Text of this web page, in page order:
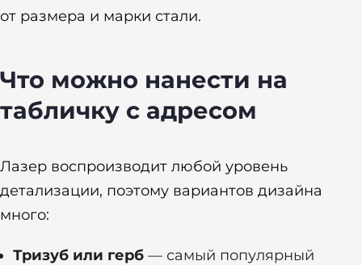
от размера и марки стали.
Что можно нанести на
табличку с адресом
Лазер воспроизводит любой уровень
детализации, поэтому вариантов дизайна
много:
Тризуб или герб — самый популярный